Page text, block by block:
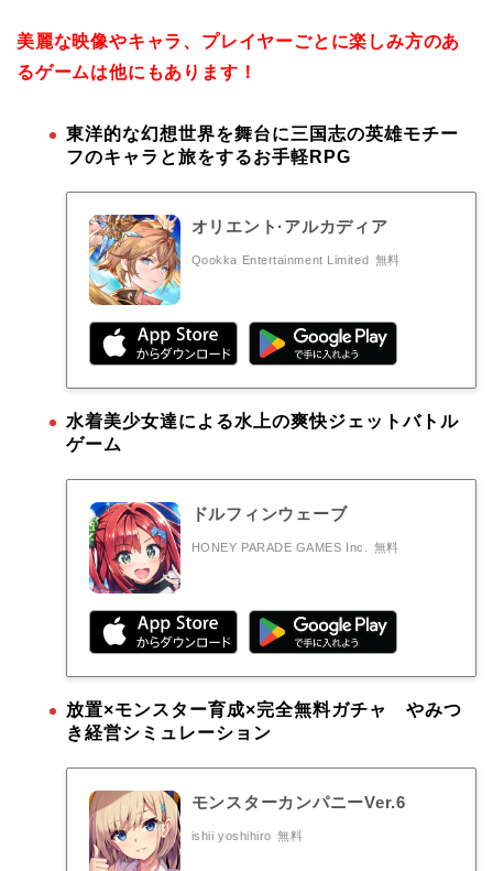
美麗な映像やキャラ、プレイヤーごとに楽しみ方のあ
るゲームは他にもあります！
東洋的な幻想世界を舞台に三国志の英雄モチー
フのキャラと旅をするお手軽RPG
オリエント·アルカディア
Qookka Entertainment Limited 無料
水着美少女達による水上の爽快ジェットバトル
ゲーム
ドルフィンウェーブ
HONEY PARADE GAMES Inc. 無料
放置×モンスター育成×完全無料ガチャ やみつ
き経営シミュレーション
モンスターカンパニーVer.6
ishii yoshihiro 無料